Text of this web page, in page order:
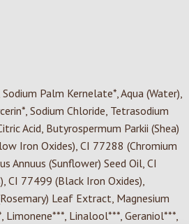
Palm Kernelate*, Aqua (Water),
Sodium Chloride, Tetrasodium
Acid, Butyrospermum Parkii (Shea)
Iron Oxides), CI 77288 (Chromium
Annuus (Sunflower) Seed Oil, CI
CI 77499 (Black Iron Oxides),
Leaf Extract, Magnesium
Limonene***, Linalool***, Geraniol***,